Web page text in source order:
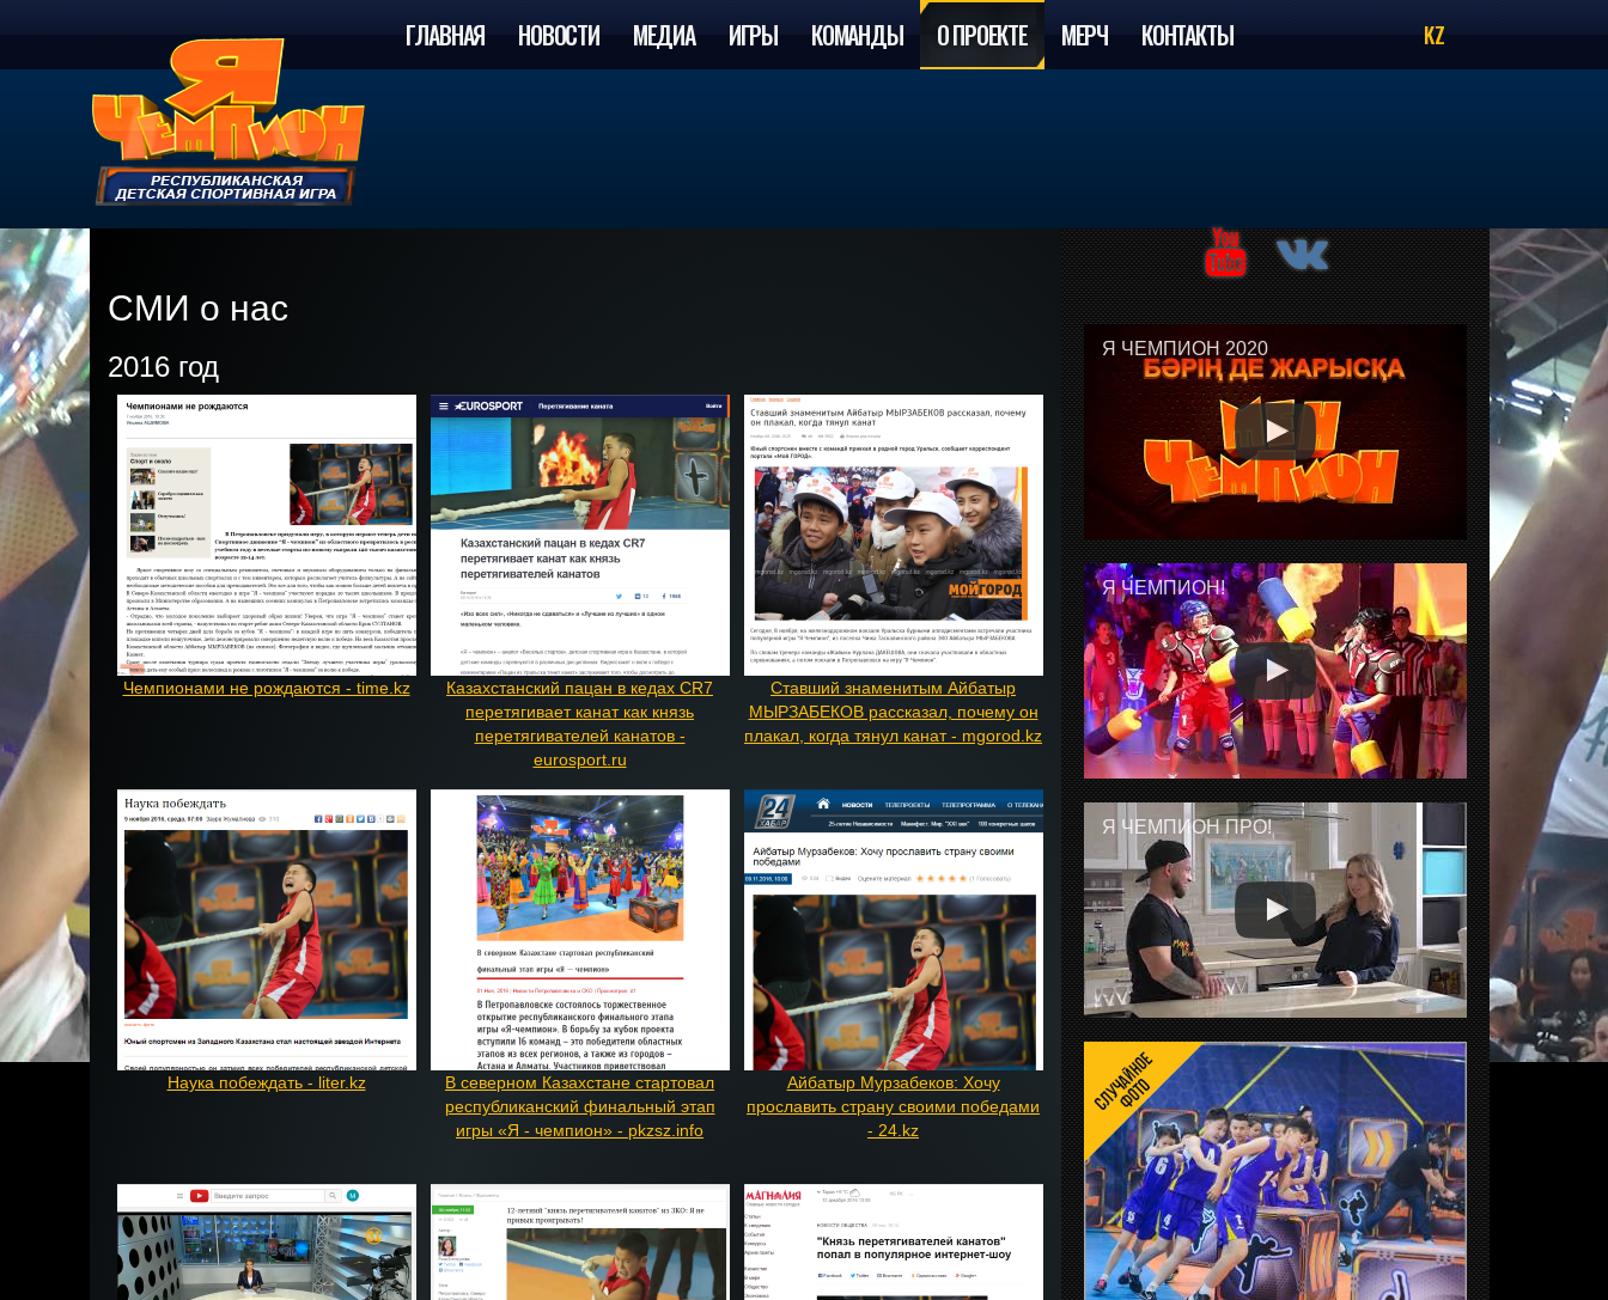
ГЛАВНАЯ НОВОСТИ МЕДИА ИГРЫ КОМАНДЫ О ПРОЕКТЕ МЕРЧ КОНТАКТЫ KZ
СМИ о нас
2016 год
Чемпионами не рождаются - time.kz
Казахстанский пацан в кедах CR7
перетягивает канат как князь
перетягивателей канатов -
eurosport.ru
Ставший знаменитым Айбатыр
МЫРЗАБЕКОВ рассказал, почему он
плакал, когда тянул канат - mgorod.kz
Наука побеждать - liter.kz
В северном Казахстане стартовал
республиканский финальный этап
игры «Я - чемпион» - pkzsz.info
Айбатыр Мурзабеков: Хочу
прославить страну своими победами
- 24.kz
Я ЧЕМПИОН 2020
Я ЧЕМПИОН!
Я ЧЕМПИОН ПРО!